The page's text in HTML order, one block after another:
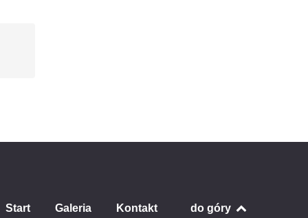
Start Galeria Kontakt do góry